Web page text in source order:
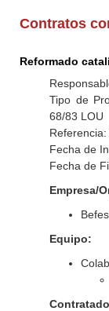
Contratos
Reformado
Tipo de
68/83 LOU
Fecha de
Fecha de
Empresa/
Equipo: